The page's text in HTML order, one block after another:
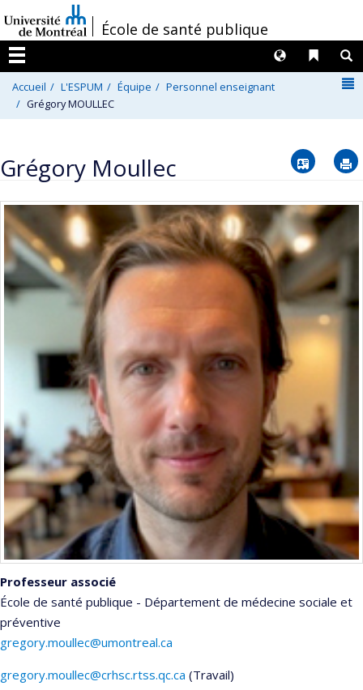
au
contenu
/École de santé publique
Menu
Liens
Langues
Accueil L'ESPUM Équipe
Personnel enseignant
Grégory MOULLEC
Grégory Moullec Vcard
Professeur associé
École de santé publique - Département de médecine sociale et
préventive
gregory.moullec@umontreal.ca
gregory.moullec@crhsc.rtss.qc.ca (Travail)